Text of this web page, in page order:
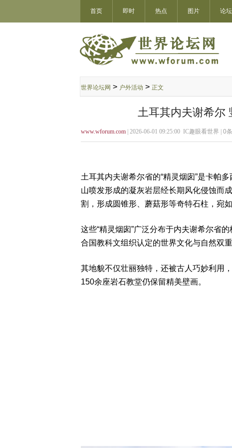
首页 即时 热点 图片 论坛
世界论坛网 > 户外活动 > 正文
土耳其内夫谢希尔
www.wforum.com | 2026-06-01 09:25:00 IC趣眼看世界 | 0
土耳其内夫谢希尔省的“精灵烟囱”是卡帕
山喷发形成的凝灰岩层经长期风化侵蚀而
割，形成圆锥形、蘑菇形等奇特石柱，宛如
这些“精灵烟囱”广泛分布于内夫谢希尔省
合国教科文组织认定的世界文化与自然双
其地貌不仅壮丽独特，还被古人巧妙利用
150余座岩石教堂仍保留精美壁画。